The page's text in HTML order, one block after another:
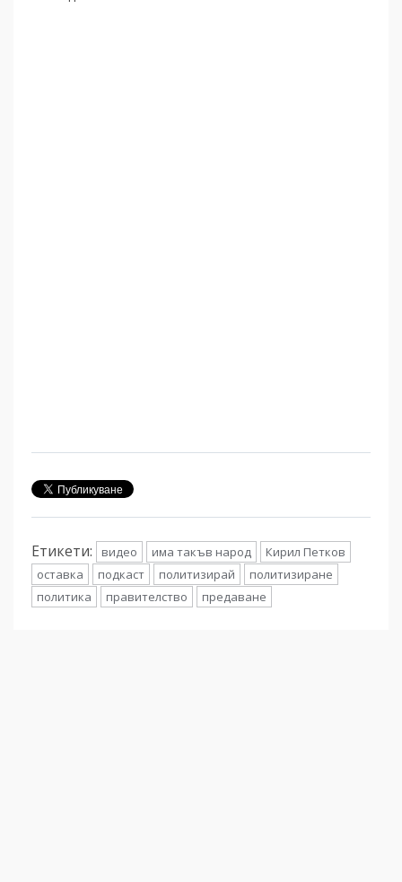
Етикети: видео има такъв народ
Кирил Петков
оставка
подкаст политизирай
политизиране
политика
правителство предаване